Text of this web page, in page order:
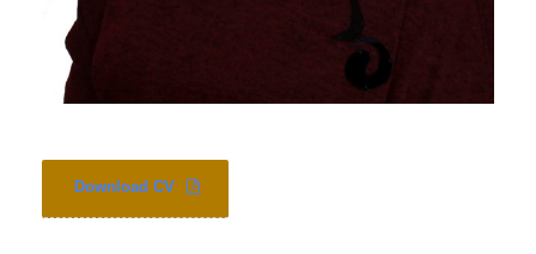
Download CV